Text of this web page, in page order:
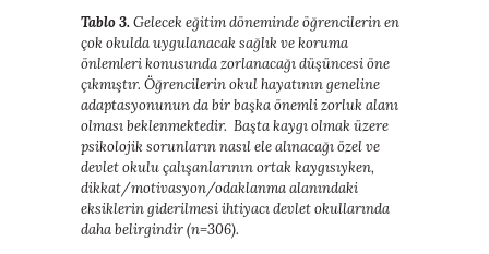
Tablo 3.Gelecek eğitim döneminde öğrencilerin en
çok okulda uygulanacak sağlık ve koruma
önlemleri konusunda zorlanacağı düşüncesi öne
çıkmıştır. Öğrencilerin okul hayatının geneline
adaptasyonunun da bir başka önemli zorluk alanı
olması beklenmektedir. Başta kaygı olmak üzere
psikolojik sorunların nasıl ele alınacağı özel ve
devlet okulu çalışanlarının ortak kaygısıyken,
dikkat/motivasyon/odaklanma alanındaki
eksiklerin giderilmesi ihtiyacı devlet okullarında
daha belirgindir (n=306).